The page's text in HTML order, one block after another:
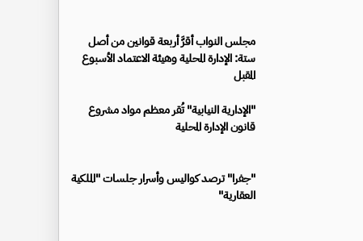
مجلس النواب أقرَّ أربعة قوانين من أصل
ستة: الإدارة المحلية وهيئة الاعتماد الأسبوع
المقبل
"الإدارية النيابية" تُقر معظم مواد مشروع
قانون الإدارة المحلية
"جفرا" ترصد كواليس وأسرار جلسات "الملكية
العقارية"